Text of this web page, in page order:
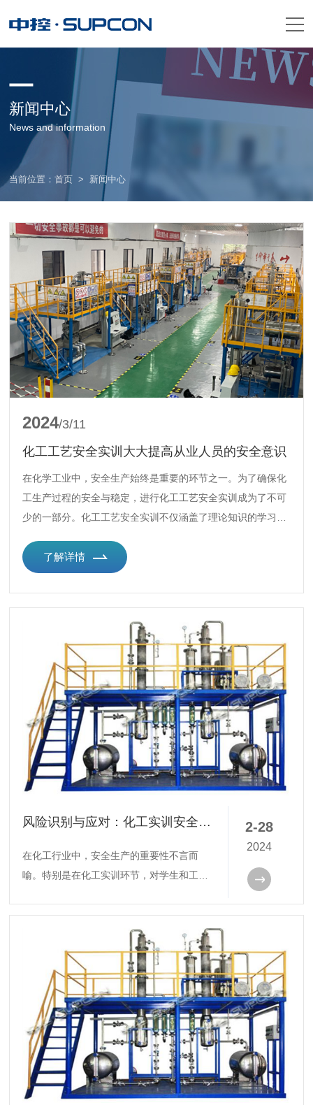
新闻中心
News and information
当前位置：首页 > 新闻中心
2024/3/11
化工工艺安全实训大大提高从业人员的安全意识
在化学工业中，安全生产始终是重要的环节之一。为了确保化
工生产过程的安全与稳定，进行化工工艺安全实训成为了不可
少的一部分。化工工艺安全实训不仅涵盖了理论知识的学习，
拟真实生产环境中可能出现的各种情况，来提高从业人员的安
全意识和处理突发事件的能力。
了解详情
风险识别与应对：化工实训安全教育的关键内容
在化工行业中，安全生产的重要性不言而
喻。特别是在化工实训环节，对学生和工作
人身安全的前提。而风险识别与应对能力的
培养，是化工实训安全教育中的核心内容。
2-28
2024